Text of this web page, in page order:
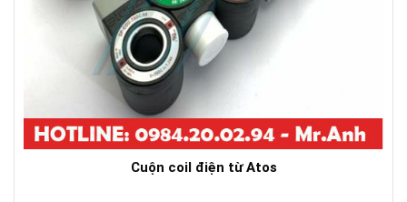
Cuộn coil điện từ Atos